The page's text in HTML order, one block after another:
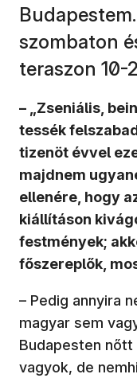
szombaton
teraszon 10-
– „Zseniális,
tessék
tizenöt évvel
majdnem
ellenére, hogy
kiállításon
festmények;
főszereplők,
– Pedig annyira
magyar sem
Budapesten
vagyok, de